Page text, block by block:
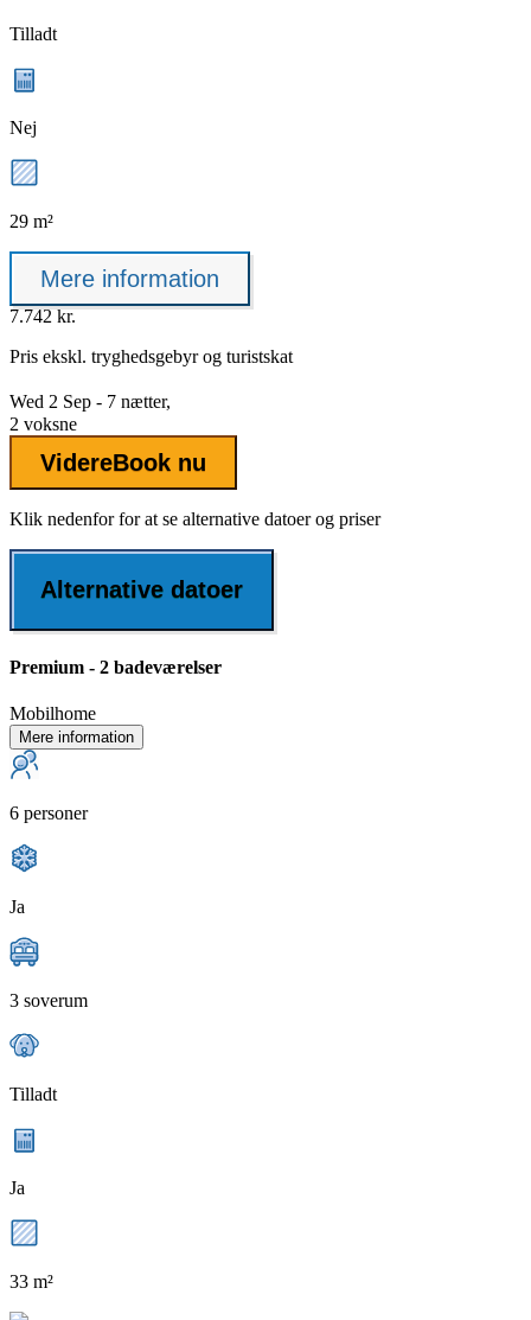
Tilladt
Nej
29 m²
Mere information
7.742 kr.
Pris ekskl. tryghedsgebyrog turistskat
Wed 2 Sep - 7 nætter,
2 voksne
VidereBook nu
Klik nedenfor for at se alternative datoer og priser
Alternative datoer
Premium - 2 badeværelser
Mobilhome
Mere information
6 personer
Ja
3 soverum
Tilladt
Ja
33 m²